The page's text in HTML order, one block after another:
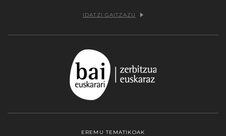
IDATZI GAITZAZU
EREMU TEMATIKOAK